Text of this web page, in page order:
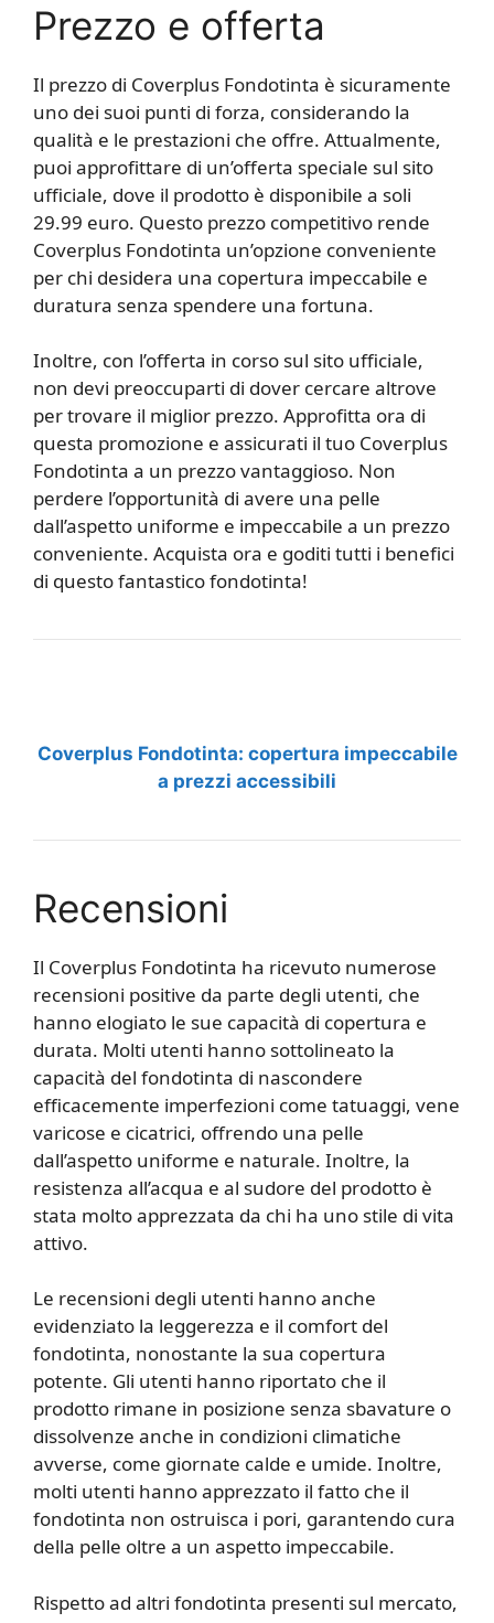
Prezzo e offerta
Il prezzo di Coverplus Fondotinta è sicuramente
uno dei suoi punti di forza, considerando la
qualità e le prestazioni che offre. Attualmente,
puoi approfittare di un’offerta speciale sul sito
ufficiale, dove il prodotto è disponibile a soli
29.99 euro. Questo prezzo competitivo rende
Coverplus Fondotinta un’opzione conveniente
per chi desidera una copertura impeccabile e
duratura senza spendere una fortuna.
Inoltre, con l’offerta in corso sul sito ufficiale,
non devi preoccuparti di dover cercare altrove
per trovare il miglior prezzo. Approfitta ora di
questa promozione e assicurati il tuo Coverplus
Fondotinta a un prezzo vantaggioso. Non
perdere l’opportunità di avere una pelle
dall’aspetto uniforme e impeccabile a un prezzo
conveniente. Acquista ora e goditi tutti i benefici
di questo fantastico fondotinta!
Coverplus Fondotinta: copertura impeccabile
a prezzi accessibili
Recensioni
Il Coverplus Fondotinta ha ricevuto numerose
recensioni positive da parte degli utenti, che
hanno elogiato le sue capacità di copertura e
durata. Molti utenti hanno sottolineato la
capacità del fondotinta di nascondere
efficacemente imperfezioni come tatuaggi, vene
varicose e cicatrici, offrendo una pelle
dall’aspetto uniforme e naturale. Inoltre, la
resistenza all’acqua e al sudore del prodotto è
stata molto apprezzata da chi ha uno stile di vita
attivo.
Le recensioni degli utenti hanno anche
evidenziato la leggerezza e il comfort del
fondotinta, nonostante la sua copertura
potente. Gli utenti hanno riportato che il
prodotto rimane in posizione senza sbavature o
dissolvenze anche in condizioni climatiche
avverse, come giornate calde e umide. Inoltre,
molti utenti hanno apprezzato il fatto che il
fondotinta non ostruisca i pori, garantendo cura
della pelle oltre a un aspetto impeccabile.
Rispetto ad altri fondotinta presenti sul mercato,